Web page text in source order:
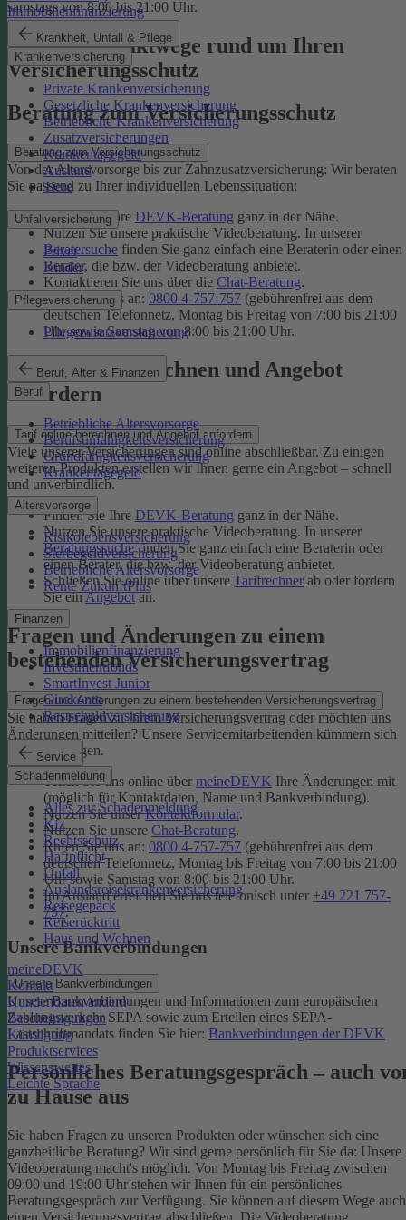
Immobilienfinanzierung
Krankheit, Unfall & Pflege
Krankenversicherung
Private Krankenversicherung
Gesetzliche Krankenversicherung
Betriebliche Krankenversicherung
Zusatzversicherungen
Krankentagegeld
Ausland
Tiere
Unfallversicherung
Privat
Kinder
Pflegeversicherung
Pflegezusatzversicherung
Beruf, Alter & Finanzen
Beruf
Betriebliche Altersvorsorge
Berufsunfähigkeitsversicherung
Grundfähigkeitsversicherung
Krankentagegeld
Altersvorsorge
Risikolebensversicherung
Sterbegeldversicherung
Betriebliche Altersvorsorge
Rente ZukunftPlus
Finanzen
Immobilienfinanzierung
Investmentfonds
SmartInvest Junior
Girokonto
Restschuldversicherung
Service
Schadenmeldung
Alles zur Schadenmeldung
Kfz
Rechtsschutz
Haftpflicht
Unfall
Auslandsreisekrankenversicherung
Reisegepäck
Reiserücktritt
Haus und Wohnen
meineDEVK
Kontakt
Kundendaten ändern
Bescheinigungen
Kündigung
Produktservices
Wissenswertes
Leichte Sprache
samstags von 8:00 bis 21:00 Uhr.
Unsere Kontaktwege rund um Ihren
Versicherungsschutz
Beratung zum Versicherungsschutz
Beratung zum Versicherungsschutz
Von der Altersvorsorge bis zur Zahnzusatzversicherung: Wir beraten
Sie passend zu Ihrer individuellen Lebenssituation:
Finden Sie Ihre DEVK-Beratung ganz in der Nähe.
Nutzen Sie unsere praktische Videoberatung. In unserer
Beratersuche finden Sie ganz einfach eine Beraterin oder einen
Berater, die bzw. der Videoberatung anbietet.
Kontaktieren Sie uns über die Chat-Beratung.
Rufen Sie uns an: 0800 4-757-757 (gebührenfrei aus dem
deutschen Telefonnetz, Montag bis Freitag von 7:00 bis 21:00
Uhr sowie Samstag von 8:00 bis 21:00 Uhr.
Tarif online berechnen und Angebot
anfordern
Tarif online berechnen und Angebot anfordern
Viele unserer Versicherungen sind online abschließbar. Zu einigen
weiteren Produkten erstellen wir Ihnen gerne ein Angebot – schnell
und unverbindlich.
Finden Sie Ihre DEVK-Beratung ganz in der Nähe.
Nutzen Sie unsere praktische Videoberatung. In unserer
Beratungssuchefinden Sie ganz einfach eine Beraterin oder
einen Berater, die bzw. der Videoberatung anbietet.
Schließen Sie online über unsere Tarifrechner ab oder fordern
Sie einAngebotan.
Fragen und Änderungen zu einem
bestehenden Versicherungsvertrag
Fragen und Änderungen zu einem bestehenden Versicherungsvertrag
Sie haben Fragen zu Ihrem Versicherungsvertrag oder möchten uns
Änderungen mitteilen? Unsere Servicemitarbeitenden kümmern sich
um Ihr Anliegen.
Teilen Sie uns online über meineDEVK Ihre Änderungen mit
(möglich für Kontaktdaten, Name und Bankverbindung).
Nutzen Sie unserKontaktformular.
Nutzen Sie unsere Chat-Beratung.
Rufen Sie uns an: 0800 4-757-757 (gebührenfrei aus dem
deutschen Telefonnetz, Montag bis Freitag von 7:00 bis 21:00
Uhr sowie Samstag von 8:00 bis 21:00 Uhr.
Im Ausland erreichen Sie uns telefonisch unter +49 221 757-
757.
Unsere Bankverbindungen
Unsere Bankverbindungen
Unsere Bankverbindungen und Informationen zum europäischen
Zahlungsverkehr SEPA sowie zum Erteilen eines SEPA-
Lastschriftmandats finden Sie hier: Bankverbindungen der DEVK
Persönliches Beratungsgespräch – auch
zu Hause aus
Sie haben Fragen zu unseren Produkten oder wünschen sich eine
ganzheitliche Beratung? Wir sind gerne persönlich für Sie da: Unsere
Videoberatung macht's möglich. Von Montag bis Freitag zwischen
09:00 und 19:00 Uhr stehen wir Ihnen für ein persönliches
Beratungsgespräch zur Verfügung. Sie können auf diesem Wege auch